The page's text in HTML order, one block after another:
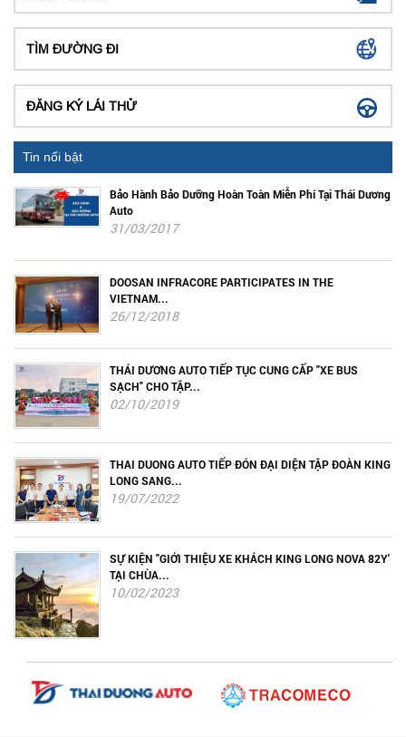
TÌM ĐƯỜNG ĐI
ĐĂNG KÝ LÁI THỬ
Tin nổi bật
Bảo Hành Bảo Dưỡng Hoàn Toàn Miễn Phí Tại Thái Dương
Auto
31/03/2017
DOOSAN INFRACORE PARTICIPATES IN THE
VIETNAM...
26/12/2018
THÁI DƯƠNG AUTO TIẾP TỤC CUNG CẤP "XE BUS
SẠCH" CHO TẬP...
02/10/2019
THAI DUONG AUTO TIẾP ĐÓN ĐẠI DIỆN TẬP ĐOÀN KING
LONG SANG...
19/07/2022
SỰ KIỆN "GIỚI THIỆU XE KHÁCH KING LONG NOVA 82Y'
TẠI CHÙA...
10/02/2023